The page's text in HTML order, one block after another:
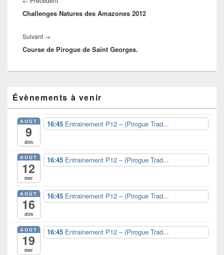
l’article
précédent :
Challenges Natures des Amazones 2012
Suivant →
suivant :
Course de Pirogue de Saint Georges.
principale
de
widget
pour
barre
latérale
Évènements à venir
AOÛT
9
dim
16:45 Entrainement P12 – (Pirogue Trad...
AOÛT
12
mer
16:45 Entrainement P12 – (Pirogue Trad...
AOÛT
16
dim
16:45 Entrainement P12 – (Pirogue Trad...
AOÛT
19
mer
16:45 Entrainement P12 – (Pirogue Trad...